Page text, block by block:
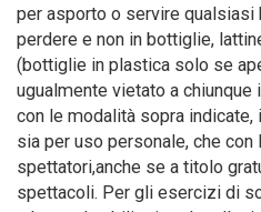
per asporto o servire qualsiasi
perdere e non in bottiglie,
(bottiglie in plastica solo se
ugualmente vietato a chiunque
con le modalità sopra indicate,
sia per uso personale, che
spettatori,anche se a titolo
spettacoli. Per gli esercizi di